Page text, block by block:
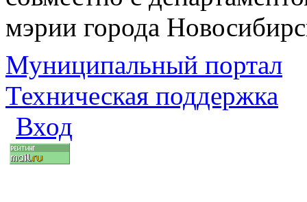
мэрии города
Муниципальный портал
Техническая поддержка
Вход